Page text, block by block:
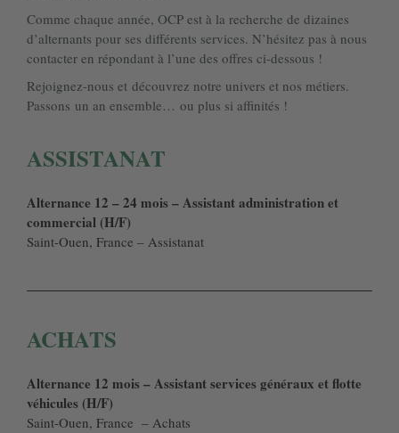
Comme chaque année, OCP est à la recherche de dizaines
d’alternants pour ses différents services. N’hésitez pas à nous
contacter en répondant à l’une des offres ci-dessous !
Rejoignez-nous et découvrez notre univers et nos métiers.
Passons un an ensemble… ou plus si affinités !
ASSISTANAT
Alternance 12 – 24 mois – Assistant administration et
commercial (H/F)
Saint-Ouen, France – Assistanat
ACHATS
Alternance 12 mois – Assistant services généraux et flotte
véhicules (H/F)
Saint-Ouen, France – Achats